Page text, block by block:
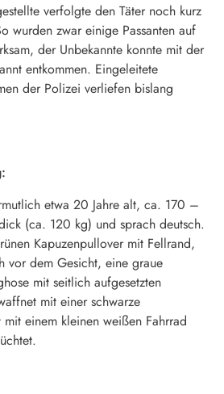
verfolgte den Täter noch kurz
wurden zwar einige Passanten auf
der Unbekannte konnte mit der
entkommen. Eingeleitete
der Polizei verliefen bislang
etwa 20 Jahre alt, ca. 170 –
(ca. 120 kg) und sprach deutsch.
Kapuzenpullover mit Fellrand,
vor dem Gesicht, eine graue
mit seitlich aufgesetzten
mit einer schwarze
einem kleinen weißen Fahrrad